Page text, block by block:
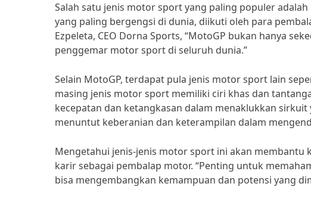
Salah satu jenis motor sport yang paling populer
yang paling bergengsi di dunia, diikuti oleh para
Ezpeleta, CEO Dorna Sports, “MotoGP bukan hanya
penggemar motor sport di seluruh dunia.”
Selain MotoGP, terdapat pula jenis motor sport lain
masing jenis motor sport memiliki ciri khas dan
kecepatan dan ketangkasan dalam menaklukkan
menuntut keberanian dan keterampilan dalam
Mengetahui jenis-jenis motor sport ini akan
karir sebagai pembalap motor. “Penting untuk
bisa mengembangkan kemampuan dan potensi yang